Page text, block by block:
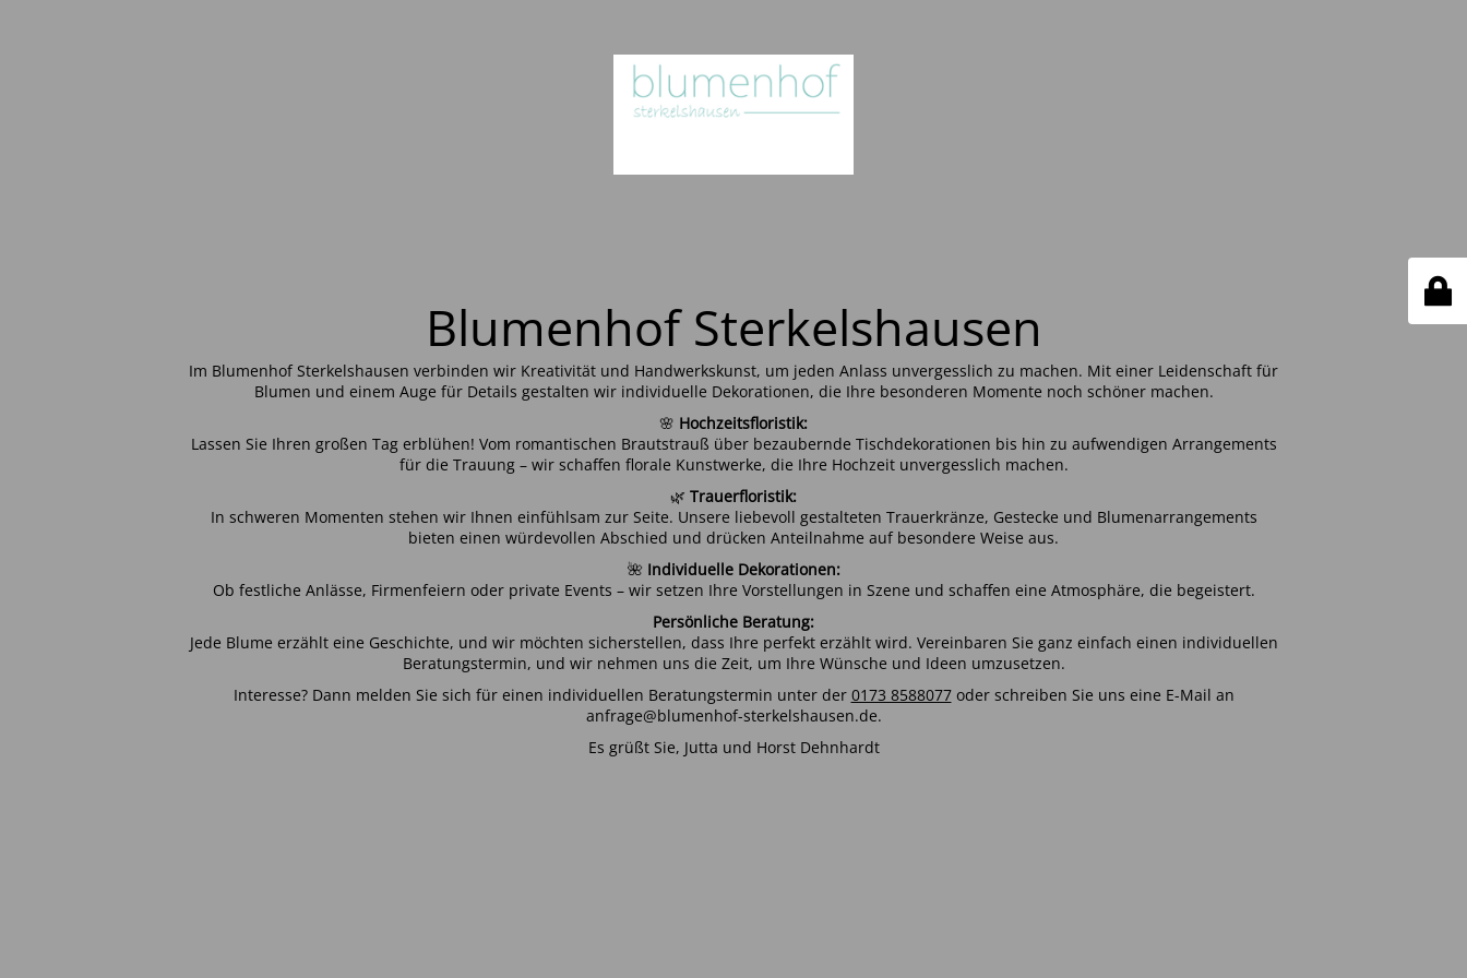
Blumenhof Sterkelshausen
Im Blumenhof Sterkelshausen verbinden wir Kreativität und Handwerkskunst, um jeden Anlass unvergesslich zu machen. Mit einer Leidenschaft für
Blumen und einem Auge für Details gestalten wir individuelle Dekorationen, die Ihre besonderen Momente noch schöner machen.
🌸 Hochzeitsfloristik:
Lassen Sie Ihren großen Tag erblühen! Vom romantischen Brautstrauß über bezaubernde Tischdekorationen bis hin zu aufwendigen Arrangements
für die Trauung – wir schaffen florale Kunstwerke, die Ihre Hochzeit unvergesslich machen.
🌿 Trauerfloristik:
In schweren Momenten stehen wir Ihnen einfühlsam zur Seite. Unsere liebevoll gestalteten Trauerkränze, Gestecke und Blumenarrangements
bieten einen würdevollen Abschied und drücken Anteilnahme auf besondere Weise aus.
🌺 Individuelle Dekorationen:
Ob festliche Anlässe, Firmenfeiern oder private Events – wir setzen Ihre Vorstellungen in Szene und schaffen eine Atmosphäre, die begeistert.
Persönliche Beratung:
Jede Blume erzählt eine Geschichte, und wir möchten sicherstellen, dass Ihre perfekt erzählt wird. Vereinbaren Sie ganz einfach einen individuellen
Beratungstermin, und wir nehmen uns die Zeit, um Ihre Wünsche und Ideen umzusetzen.
Interesse? Dann melden Sie sich für einen individuellen Beratungstermin unter der 0173 8588077oder schreiben Sie uns eine E-Mail an
anfrage@blumenhof-sterkelshausen.de.
Es grüßt Sie, Jutta und Horst Dehnhardt